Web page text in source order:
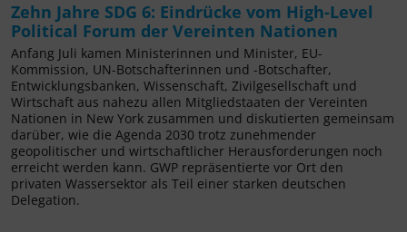
Zehn Jahre SDG 6: Eindrücke vom High-Level
Political Forum der Vereinten Nationen
Anfang Juli kamen Ministerinnen und Minister, EU-
Kommission, UN-Botschafterinnen und -Botschafter,
Entwicklungsbanken, Wissenschaft, Zivilgesellschaft und
Wirtschaft aus nahezu allen Mitgliedstaaten der Vereinten
Nationen in New York zusammen und diskutierten gemeinsam
darüber, wie die Agenda 2030 trotz zunehmender
geopolitischer und wirtschaftlicher Herausforderungen noch
erreicht werden kann. GWP repräsentierte vor Ort den
privaten Wassersektor als Teil einer starken deutschen
Delegation.